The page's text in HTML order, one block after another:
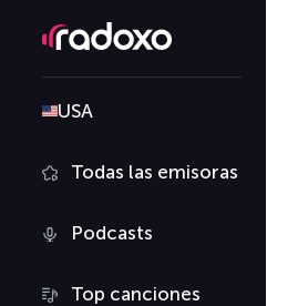
USA
Todas las emisoras
Podcasts
Top canciones